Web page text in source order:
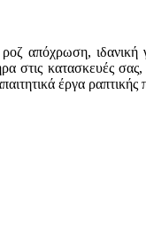
απόχρωση,
στις κατασκευές
έργα